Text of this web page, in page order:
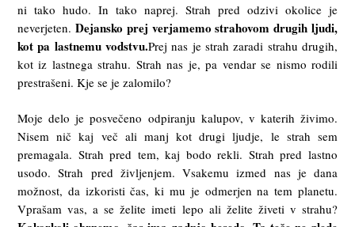
ni tako hudo. In tako naprej. Strah pred odzivi okolice je
neverjeten. Dejansko prej verjamemo strahovom drugih ljudi,
kot pa lastnemu vodstvu.Prej nas je strah zaradi strahu drugih,
kot iz lastnega strahu. Strah nas je, pa vendar se nismo rodili
prestrašeni. Kje se je zalomilo?
Moje delo je posvečeno odpiranju kalupov, v katerih živimo.
Nisem nič kaj več ali manj kot drugi ljudje, le strah sem
premagala. Strah pred tem, kaj bodo rekli. Strah pred lastno
usodo. Strah pred življenjem. Vsakemu izmed nas je dana
možnost, da izkoristi čas, ki mu je odmerjen na tem planetu.
Vprašam vas, a se želite imeti lepo ali želite živeti v strahu?